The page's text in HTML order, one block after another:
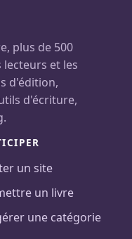
plus de 500
et les
d'édition,
d'écriture,
un site
un livre
une catégorie